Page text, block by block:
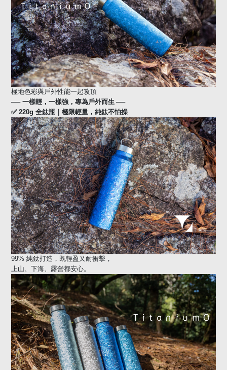
極地色彩與戶外性能一起攻頂
── 一樣輕，一樣強，專為戶外而生 ──
✅ 220g 全鈦瓶｜極限輕量，純鈦不怕操
99% 純鈦打造，既輕盈又耐衝擊，
上山、下海、露營都安心。